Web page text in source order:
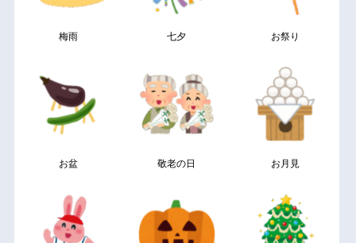
梅雨 七夕 お祭り
お盆 敬老の日 お月見